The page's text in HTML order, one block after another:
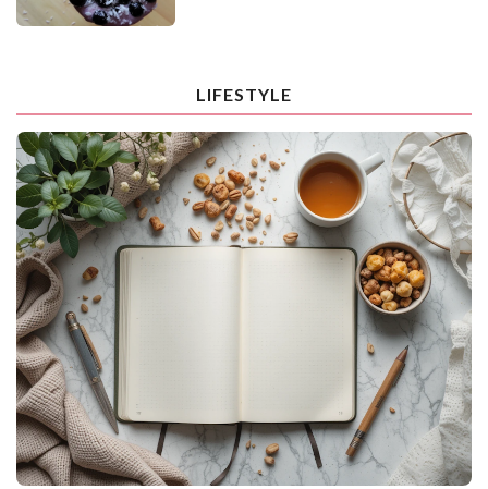
LIFESTYLE